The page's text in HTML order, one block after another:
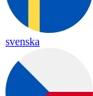
svenska